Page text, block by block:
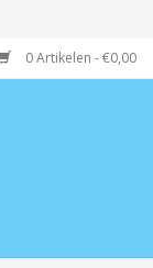
0 Artikelen - €0,00